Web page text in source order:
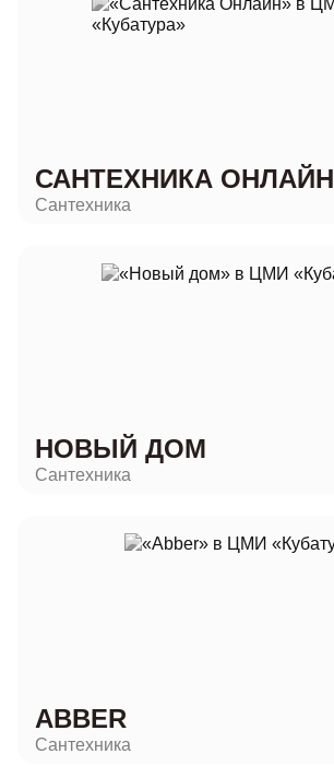
САНТЕХНИКА ОНЛАЙН
Сантехника
НОВЫЙ ДОМ
Сантехника
ABBER
Сантехника